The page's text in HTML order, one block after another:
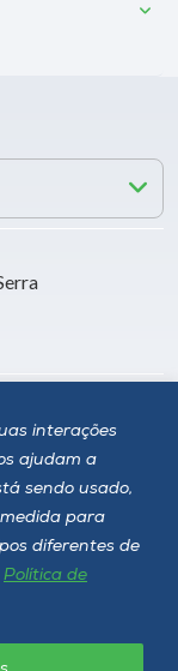
interações
ajudam a
sendo usado,
para
diferentes de
Política de